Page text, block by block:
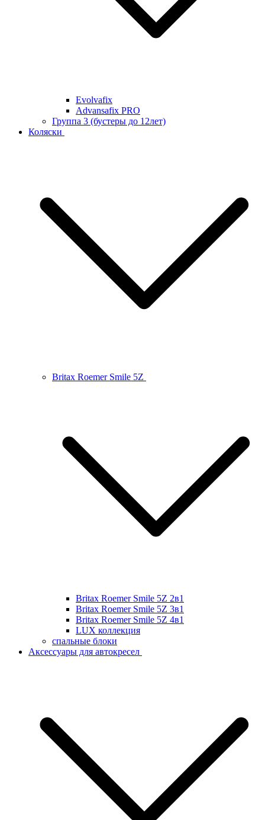
Evolvafix
Advansafix PRO
Группа 3 (бустеры до 12лет)
Коляски
Britax Roemer Smile 5Z
Britax Roemer Smile 5Z 2в1
Britax Roemer Smile 5Z 3в1
Britax Roemer Smile 5Z 4в1
LUX коллекция
спальные блоки
Аксессуары для автокресел